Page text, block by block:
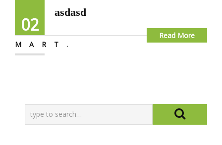
02
MART.
asdasd
Read More